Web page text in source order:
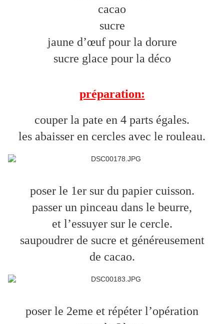
cacao
sucre
jaune d’œuf pour la dorure
sucre glace pour la déco
préparation:
couper la pate en 4 parts égales.
les abaisser en cercles avec le rouleau.
poser le 1er sur du papier cuisson.
passer un pinceau dans le beurre,
et l’essuyer sur le cercle.
saupoudrer de sucre et généreusement
de cacao.
poser le 2eme et répéter l’opération